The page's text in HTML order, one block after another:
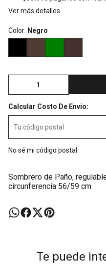
Ver más detalles
Color: Negro
Calcular Costo De Envío:
No sé mi código postal
Sombrero de Paño,
circunferencia 56/59 cm
Te puede